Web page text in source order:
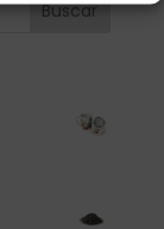
Buscar